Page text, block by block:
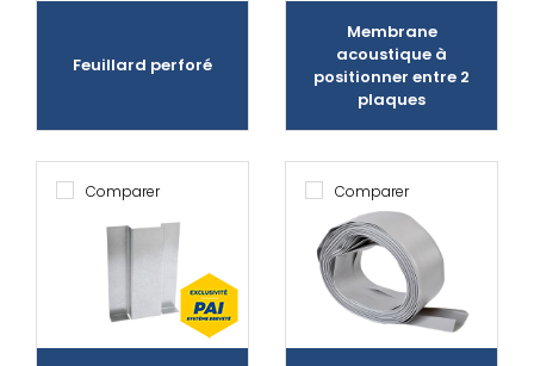
Feuillard perforé
Membrane
acoustique à
positionner entre 2
plaques
Comparer Comparer